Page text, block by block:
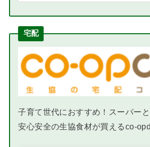
宅配
子育て世代におすすめ！スーパー
安心安全の生協食材が買えるco-